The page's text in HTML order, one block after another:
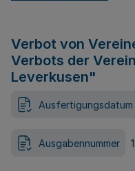
Verbot von
Verbots der
Leverkusen"
Ausfertigungsdatum
Ausgabennummer